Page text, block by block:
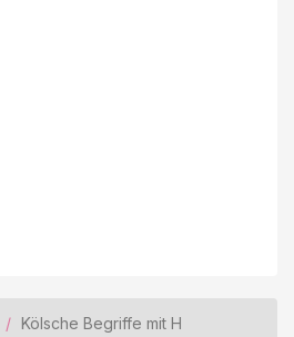
Kölsche Begriffe mit H